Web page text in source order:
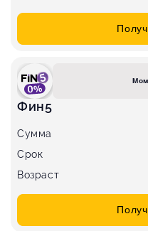
Фин5
Сумма
Срок
Возраст